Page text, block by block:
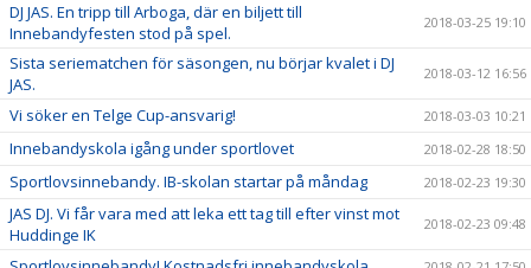
DJ JAS. En tripp till Arboga, där en biljett till
Innebandyfesten stod på spel.
2018-03-25 19:10
Sista seriematchen för säsongen, nu börjar kvalet i DJ
JAS.
2018-03-12 16:56
Vi söker en Telge Cup-ansvarig! 2018-03-03 10:21
Innebandyskola igång under sportlovet 2018-02-28 18:50
Sportlovsinnebandy. IB-skolan startar på måndag 2018-02-23 19:30
JAS DJ. Vi får vara med att leka ett tag till efter vinst mot
Huddinge IK
2018-02-23 09:48